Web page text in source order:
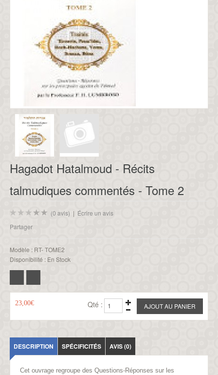
Hagadot Hatalmoud - Récits
talmudiques commentés - Tome 2
(0 avis) | Écrire un avis
Partager
Modèle : RT- TOME2
Disponibilité : En Stock
23,00€ Qté :
DESCRIPTION SPÉCIFICITÉS AVIS (0)
Cet ouvrage regroupe des Questions-Réponses sur les